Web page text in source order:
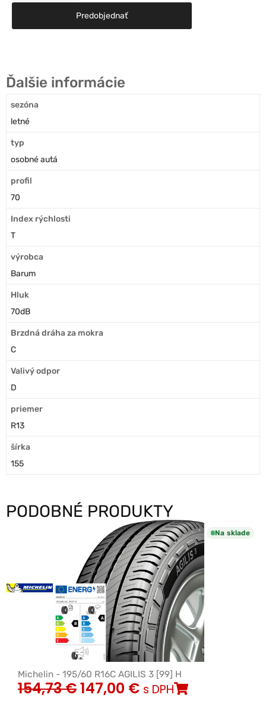
Predobjednať
Ďalšie informácie
sezóna
letné
typ
osobné autá
profil
70
Index rýchlosti
T
výrobca
Barum
Hluk
70dB
Brzdná dráha za mokra
C
Valivý odpor
D
priemer
R13
šírka
155
PODOBNÉ PRODUKTY
Na sklade
Michelin - 195/60 R16C AGILIS 3 [99] H
154,73€147,00 € s DPH